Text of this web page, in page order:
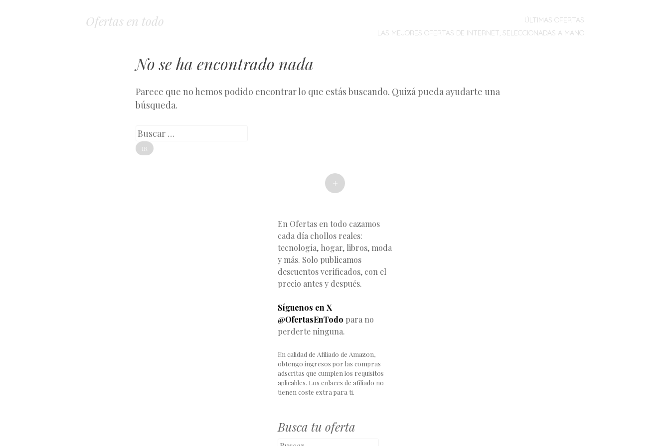
Ofertas en todo
ÚLTIMAS OFERTAS
LAS MEJORES OFERTAS DE INTERNET, SELECCIONADAS A MANO
No se ha encontrado nada
Parece que no hemos podido encontrar lo que estás buscando. Quizá pueda ayudarte una
búsqueda.
Buscar
+
En Ofertas en todo cazamos
cada día chollos reales:
tecnología, hogar, libros, moda
y más. Solo publicamos
descuentos verificados, con el
precio antes y después.
Síguenos en X
@OfertasEnTodo para no
perderte ninguna.
En calidad de Afiliado de Amazon,
obtengo ingresos por las compras
adscritas que cumplen los requisitos
aplicables. Los enlaces de afiliado no
tienen coste extra para ti.
Busca tu oferta
Buscar